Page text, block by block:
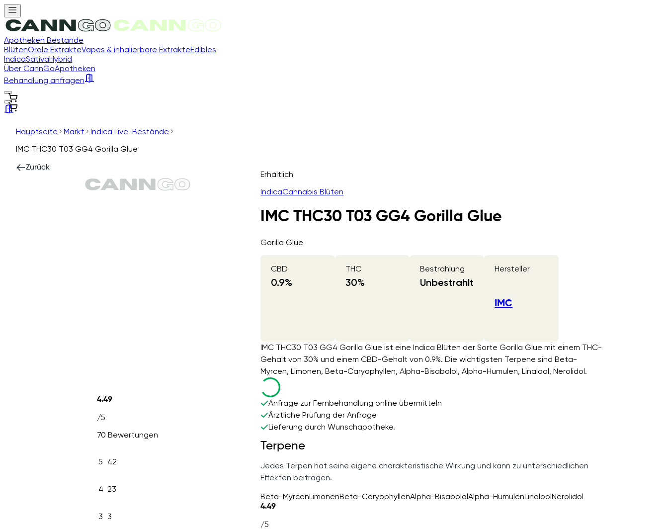
Apotheken Bestände
BlütenOrale ExtrakteVapes & inhalierbare ExtrakteEdibles
IndicaSativaHybrid
Über CannGoApotheken
Behandlung anfragen
Hauptseite Markt
Indica Live-Bestände
IMC THC30 T03 GG4 Gorilla Glue
Zurück
4.49
/5
70 Bewertungen
5 42
4 23
3 3
Erhältlich
IndicaCannabis Blüten
IMC THC30 T03 GG4 Gorilla Glue
Gorilla Glue
CBD
0.9%
THC
30%
Bestrahlung
Unbestrahlt
Hersteller
IMC
IMC THC30 T03 GG4 Gorilla Glue ist eine Indica Blüten der Sorte Gorilla Glue mit einem THC-
Gehalt von 30% und einem CBD-Gehalt von 0.9%. Die wichtigsten Terpene sind Beta-
Myrcen, Limonen, Beta-Caryophyllen, Alpha-Bisabolol, Alpha-Humulen, Linalool, Nerolidol.
Anfrage zur Fernbehandlung online übermitteln
Ärztliche Prüfung der Anfrage
Lieferung durch Wunschapotheke.
Terpene
Jedes Terpen hat seine eigene charakteristische Wirkung und kann zu unterschiedlichen
Effekten beitragen.
Beta-MyrcenLimonenBeta-CaryophyllenAlpha-BisabololAlpha-HumulenLinaloolNerolidol
4.49
/5